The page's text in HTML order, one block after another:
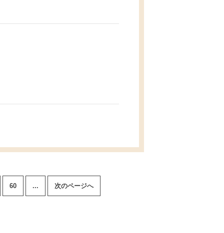
60 ... 次のページへ